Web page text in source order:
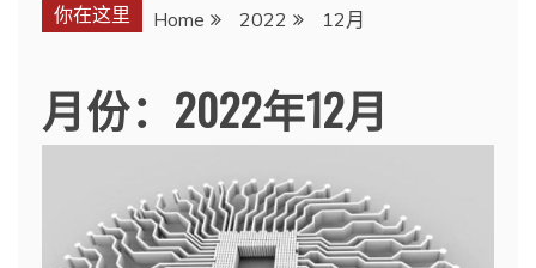
你在这里 Home 2022 12月
月份：2022年12月